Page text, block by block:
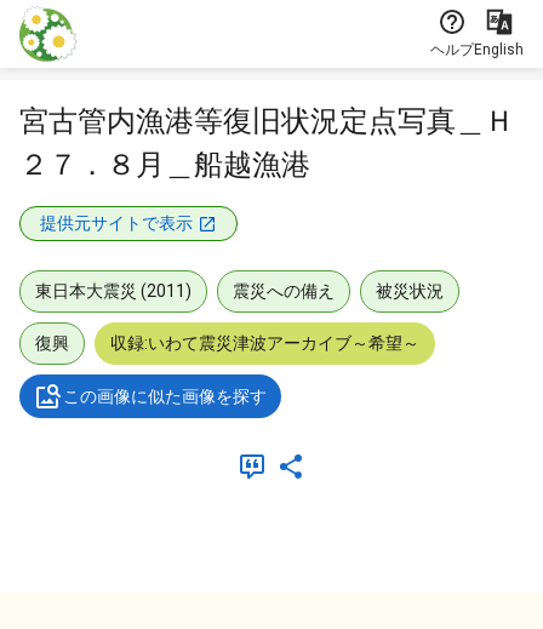
本文に飛ぶ
ヘルプEnglish
宮古管内漁港等復旧状況定点写真＿Ｈ
２７．８月＿船越漁港
提供元サイトで表示
東日本大震災 (2011) 震災への備え 被災状況
復興 収録:いわて震災津波アーカイブ～希望～
この画像に似た画像を探す